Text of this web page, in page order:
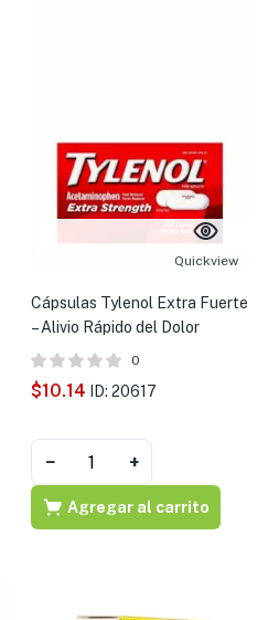
Quickview
Cápsulas Tylenol Extra Fuerte
– Alivio Rápido del Dolor
0
$10.14 ID: 20617
− +
Agregar al carrito